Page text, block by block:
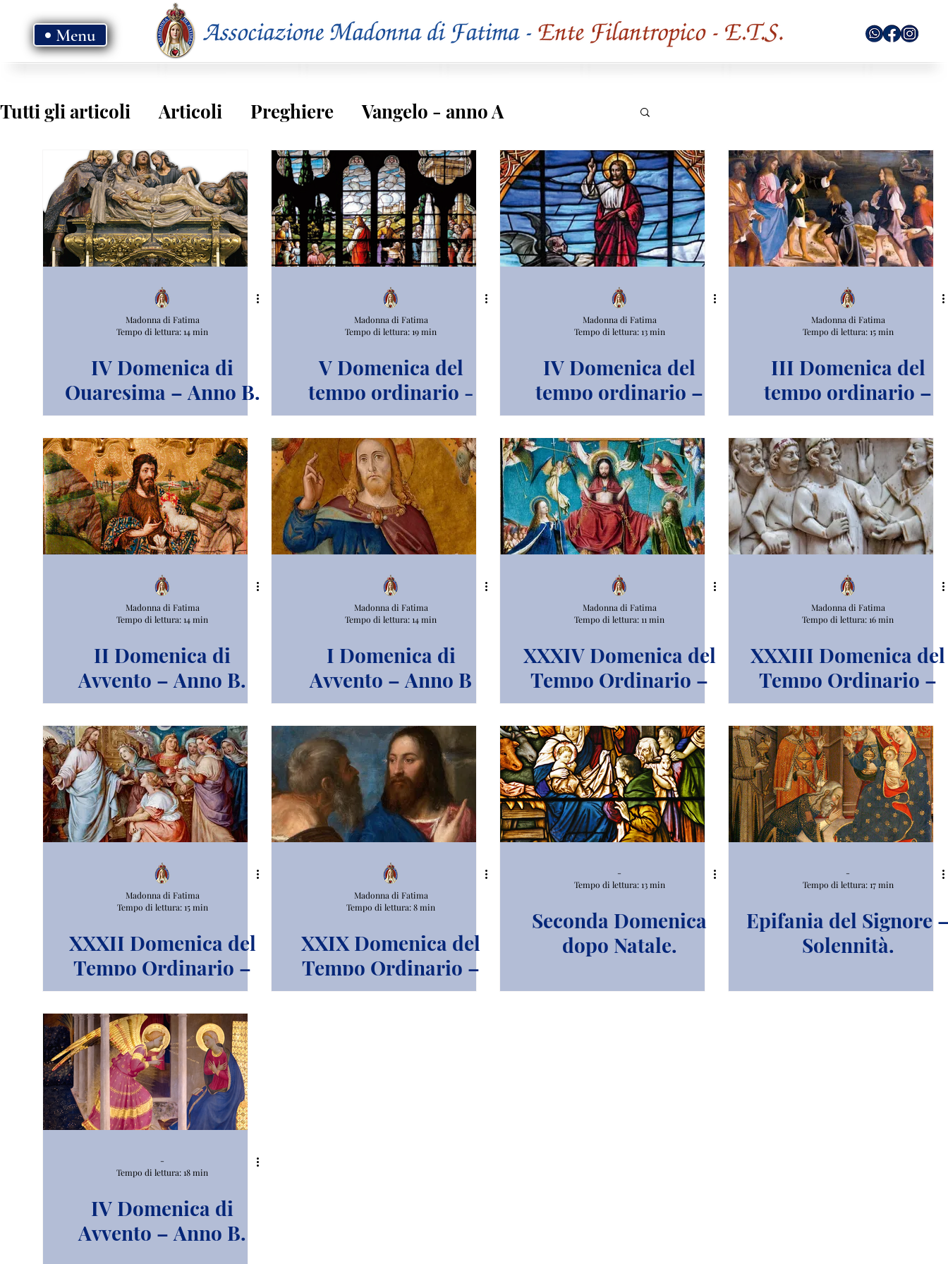
Menu
Tutti gli articoli Articoli Preghiere Vangelo - anno A
Vangelo - anno B Vangelo - anno C
Madonna di Fatima
Tempo di lettura: 14 min
IV Domenica di
Quaresima – Anno B.
Madonna di Fatima
Tempo di lettura: 19 min
V Domenica del
tempo ordinario -
Anno B.
Madonna di Fatima
Tempo di lettura: 13 min
IV Domenica del
tempo ordinario –
Anno B.
Madonna di Fatima
Tempo di lettura: 15 min
III Domenica del
tempo ordinario –
Anno B.
Madonna di Fatima
Tempo di lettura: 14 min
II Domenica di
Avvento – Anno B.
Madonna di Fatima
Tempo di lettura: 14 min
I Domenica di
Avvento – Anno B
Madonna di Fatima
Tempo di lettura: 11 min
XXXIV Domenica del
Tempo Ordinario –
Nostro Signore Gesù
Cristo Re
dell'universo,
solennità - Anno A
Madonna di Fatima
Tempo di lettura: 16 min
XXXIII Domenica del
Tempo Ordinario –
Anno A
Madonna di Fatima
Tempo di lettura: 15 min
XXXII Domenica del
Tempo Ordinario –
Anno A
Madonna di Fatima
Tempo di lettura: 8 min
XXIX Domenica del
Tempo Ordinario –
Anno A
-
Tempo di lettura: 13 min
Seconda Domenica
dopo Natale.
-
Tempo di lettura: 17 min
Epifania del Signore
Solennità.
-
Tempo di lettura: 18 min
IV Domenica di
Avvento – Anno B.